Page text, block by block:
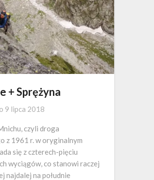
+ Sprężyna
9 lipca 2018
czyli droga
z 1961 r. w oryginalnym
się z czterech-pięciu
wyciągów, co stanowi raczej
najdalej na południe